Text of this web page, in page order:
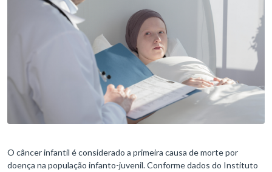
O câncer infantil é considerado a primeira causa de morte por
doença na população infanto-juvenil. Conforme dados do Instituto